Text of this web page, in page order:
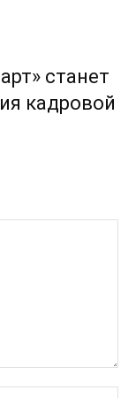
станет
кадровой